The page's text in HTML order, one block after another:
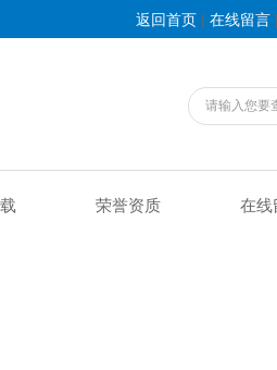
返回首页 | 在线留言 |
荣誉资质 在线